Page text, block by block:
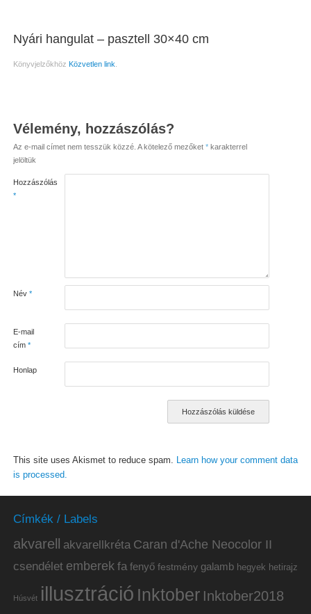
Nyári hangulat – pasztell 30×40 cm
Könyvjelzőkhöz Közvetlen link
Vélemény, hozzászólás?
Az e-mail címet nem tesszük közzé. A kötelező mezőket *karakterrel
jelöltük
Hozzászólás
*
Név *
E-mail
cím *
Honlap
This site uses Akismet to reduce spam. Learn how your comment data
is processed.
Címkék / Labels
akvarell akvarellkréta Caran d'Ache Neocolor II
csendélet emberek fa fenyő festmény galamb hegyek hetirajz
Húsvét illusztráció Inktober Inktober2018